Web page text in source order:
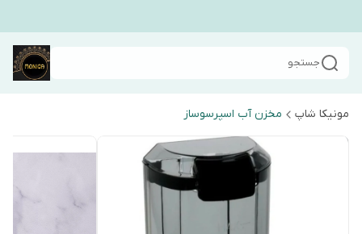
جستجو
مونیکا شاپ مخزن آب اسپرسوساز